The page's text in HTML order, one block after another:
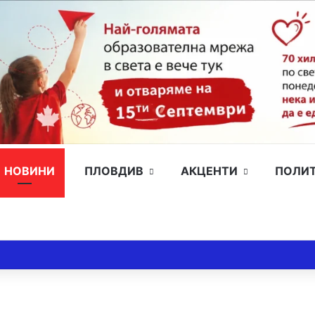
НОВИНИ ПЛОВДИВ АКЦЕНТИ